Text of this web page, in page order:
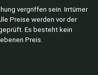
vergriffen sein. Irrtümer
Preise werden vor der
Es besteht kein
Preis.